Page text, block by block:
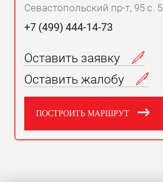
Севастопольский пр-т, 95 с. 5
+7 (499) 444-14-73
Оставить заявку
Оставить жалобу
ПОСТРОИТЬ МАРШРУТ